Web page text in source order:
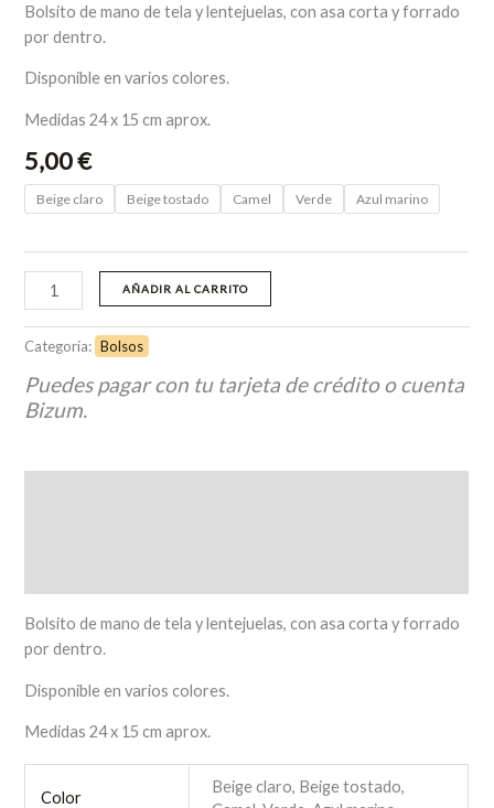
Bolsito de mano de tela y lentejuelas, con asa corta y forrado
por dentro.
Disponible en varios colores.
Medidas 24 x 15 cm aprox.
5,00€
Beige claro Beige tostado Camel Verde Azul marino
AÑADIR AL CARRITO
Categoría: Bolsos
Puedes pagar con tu tarjeta de crédito o cuenta
Bizum.
Bolsito de mano de tela y lentejuelas, con asa corta y forrado
por dentro.
Disponible en varios colores.
Medidas 24 x 15 cm aprox.
Color
Beige claro, Beige tostado,